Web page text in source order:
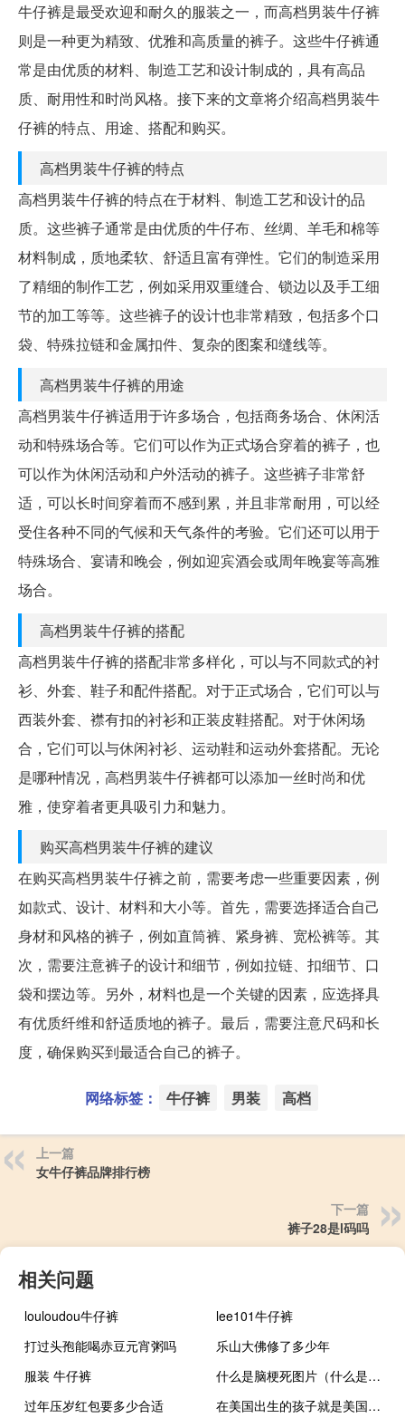
牛仔裤是最受欢迎和耐久的服装之一，而高档男装牛仔裤
则是一种更为精致、优雅和高质量的裤子。这些牛仔裤通
常是由优质的材料、制造工艺和设计制成的，具有高品
质、耐用性和时尚风格。接下来的文章将介绍高档男装牛
仔裤的特点、用途、搭配和购买。
高档男装牛仔裤的特点
高档男装牛仔裤的特点在于材料、制造工艺和设计的品
质。这些裤子通常是由优质的牛仔布、丝绸、羊毛和棉等
材料制成，质地柔软、舒适且富有弹性。它们的制造采用
了精细的制作工艺，例如采用双重缝合、锁边以及手工细
节的加工等等。这些裤子的设计也非常精致，包括多个口
袋、特殊拉链和金属扣件、复杂的图案和缝线等。
高档男装牛仔裤的用途
高档男装牛仔裤适用于许多场合，包括商务场合、休闲活
动和特殊场合等。它们可以作为正式场合穿着的裤子，也
可以作为休闲活动和户外活动的裤子。这些裤子非常舒
适，可以长时间穿着而不感到累，并且非常耐用，可以经
受住各种不同的气候和天气条件的考验。它们还可以用于
特殊场合、宴请和晚会，例如迎宾酒会或周年晚宴等高雅
场合。
高档男装牛仔裤的搭配
高档男装牛仔裤的搭配非常多样化，可以与不同款式的衬
衫、外套、鞋子和配件搭配。对于正式场合，它们可以与
西装外套、襟有扣的衬衫和正装皮鞋搭配。对于休闲场
合，它们可以与休闲衬衫、运动鞋和运动外套搭配。无论
是哪种情况，高档男装牛仔裤都可以添加一丝时尚和优
雅，使穿着者更具吸引力和魅力。
购买高档男装牛仔裤的建议
在购买高档男装牛仔裤之前，需要考虑一些重要因素，例
如款式、设计、材料和大小等。首先，需要选择适合自己
身材和风格的裤子，例如直筒裤、紧身裤、宽松裤等。其
次，需要注意裤子的设计和细节，例如拉链、扣细节、口
袋和摆边等。另外，材料也是一个关键的因素，应选择具
有优质纤维和舒适质地的裤子。最后，需要注意尺码和长
度，确保购买到最适合自己的裤子。
网络标签： 牛仔裤 男装 高档
上一篇
女牛仔裤品牌排行榜
下一篇
裤子28是l码吗
相关问题
louloudou牛仔裤
lee101牛仔裤
打过头孢能喝赤豆元宵粥吗
乐山大佛修了多少年
服装 牛仔裤
什么是脑梗死图片（什么是脑梗死）
过年压岁红包要多少合适
在美国出生的孩子就是美国国籍吗（在美国出生的孩子就是美国国籍）